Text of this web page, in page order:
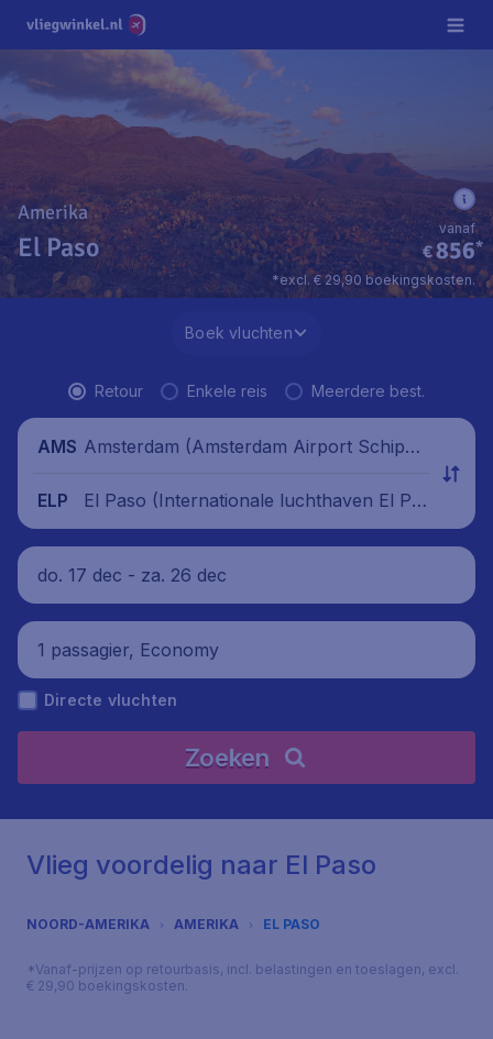
Amerika
El Paso €856*
vanaf
*excl. € 29,90 boekingskosten.
Boek vluchten
Retour Enkele reis Meerdere best.
AMS Amsterdam (Amsterdam Airport Schipho
ELP
El Paso (Internationale luchthaven El Pa
so), Verenigde Staten
do. 17 dec - za. 26 dec
1 passagier, Economy
Directe vluchten
Zoeken
Vlieg voordelig naar El Paso
NOORD-AMERIKA AMERIKA EL PASO
*Vanaf-prijzen op retourbasis, incl. belastingen en toeslagen, excl.
€ 29,90 boekingskosten.